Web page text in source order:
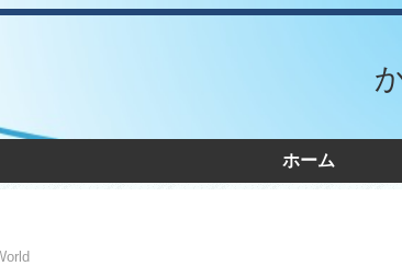
ホーム